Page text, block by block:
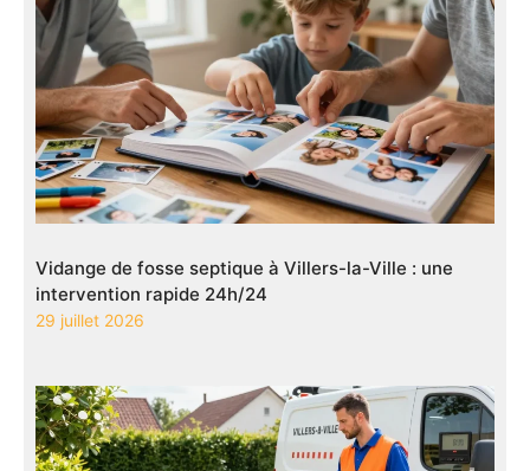
Vidange de fosse septique à Villers-la-Ville : une
intervention rapide 24h/24
29 juillet 2026